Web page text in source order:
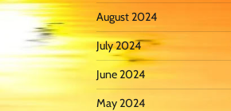
August 2024
July 2024
June 2024
May 2024